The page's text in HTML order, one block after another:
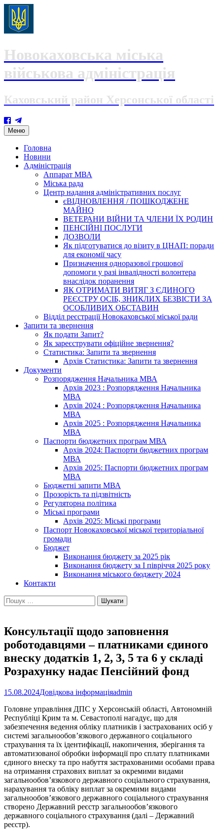
Новокаховська міська
військова адміністрація
Каховський район Херсонської області
Меню Skip
to
content
Головна
Новини
Адміністрація
Аппарат МВА
Міська рада
Центр надання адміністративних послуг
єВІДНОВЛЕННЯ / ПОШКОДЖЕНЕ
МАЙНО
ВЕТЕРАНИ ВІЙНИ ТА ЧЛЕНИ ЇХ РОДИН
ПЕНСІЙНІ ПОСЛУГИ
ДОЗВОЛИ
Як підготуватися до візиту в ЦНАП: поради
для економії часу
Призначення одноразової грошової
допомоги у разі інвалідності волонтера
внаслідок поранення
ЯК ОТРИМАТИ ВИТЯГ З ЄДИНОГО
РЕЄСТРУ ОСІБ, ЗНИКЛИХ БЕЗВІСТИ ЗА
ОСОБЛИВИХ ОБСТАВИН
Відділ реєстрації Новокаховської міської ради
Запити та звернення
Як подати Запит?
Як зареєструвати офіційне звернення?
Статистика: Запити та звернення
Архів Статистика: Запити та звернення
Документи
Розпорядження Начальника МВА
Архів 2023 : Розпорядження Начальника
МВА
Архів 2024 : Розпорядження Начальника
МВА
Архів 2025 : Розпорядження Начальника
МВА
Паспорти бюджетних програм МВА
Архів 2024: Паспорти бюджетних програм
МВА
Архів 2025: Паспорти бюджетних програм
МВА
Бюджетні запити МВА
Прозорість та підзвітність
Регуляторна політика
Міські програми
Архів 2025: Міські програми
Паспорт Новокаховської міської територіальної
громади
Бюджет
Виконання бюджету за 2025 рік
Виконання бюджету за І півріччя 2025 року
Виконання міського бюджету 2024
Контакти
Пошук:
Консультації щодо заповнення
роботодавцями – платниками єдиного
внеску додатків 1, 2, 3, 5 та 6 у складі
Розрахунку надає Пенсійний фонд
15.08.2024Довідкова інформаціяadmin
Головне управління ДПС у Херсонській області, Автономній
Республіці Крим та м. Севастополі нагадує, що для
забезпечення ведення обліку платників і застрахованих осіб у
системі загальнообов’язкового державного соціального
страхування та їх ідентифікації, накопичення, зберігання та
автоматизованої обробки інформації про сплату платниками
єдиного внеску та про набуття застрахованими особами права
на отримання страхових виплат за окремими видами
загальнообов’язкового державного соціального страхування,
нарахування та обліку виплат за окремими видами
загальнообов’язкового державного соціального страхування
створено Державний реєстр загальнообов’язкового
державного соціального страхування (далі – Державний
реєстр).